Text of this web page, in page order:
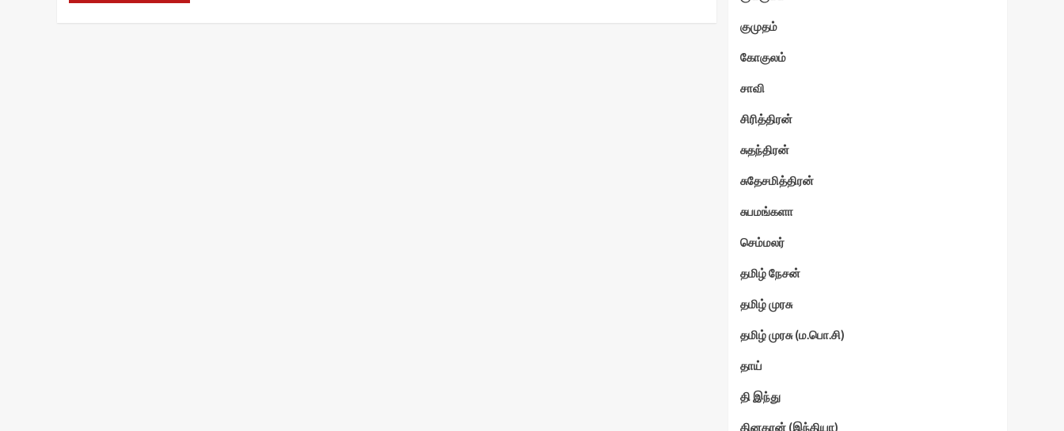
குமுதம்
கோகுலம்
சாவி
சிரித்திரன்
சுதந்திரன்
சுதேசமித்திரன்
சுபமங்களா
செம்மலர்
தமிழ் நேசன்
தமிழ் முரசு
தமிழ் முரசு (ம.பொ.சி)
தாய்
தி இந்து
தினகரன் (இந்தியா)